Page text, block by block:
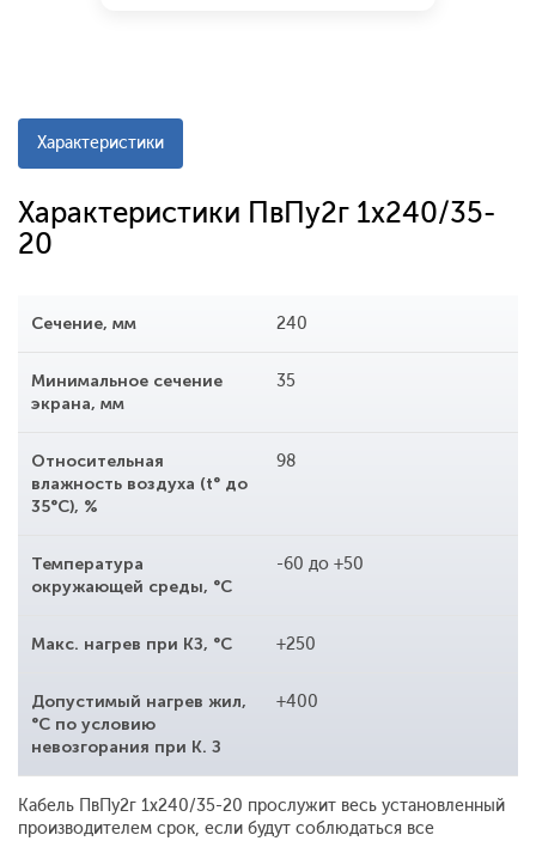
Характеристики
Характеристики ПвПу2г 1x240/35-
20
Сечение, мм 240
Минимальное сечение
экрана, мм
35
Относительная
влажность воздуха (t° до
35°С), %
98
Температура
окружающей среды, °С
-60 до +50
Макс. нагрев при КЗ, °С +250
Допустимый нагрев жил,
°С по условию
невозгорания при К. З
+400
Кабель ПвПу2г 1x240/35-20 прослужит весь установленный
производителем срок, если будут соблюдаться все